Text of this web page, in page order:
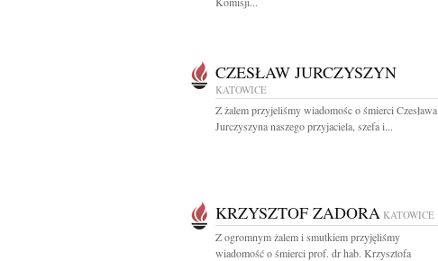
CZESŁAW JURCZYSZYN
KATOWICE
Z żalem przyjeliśmy wiadomośc o śmierci Czesława
Jurczyszyna naszego przyjaciela, szefa i...
KRZYSZTOF ZADORA KATOWICE
Z ogromnym żalem i smutkiem przyjęliśmy
wiadomość o śmierci prof. dr hab. Krzysztofa